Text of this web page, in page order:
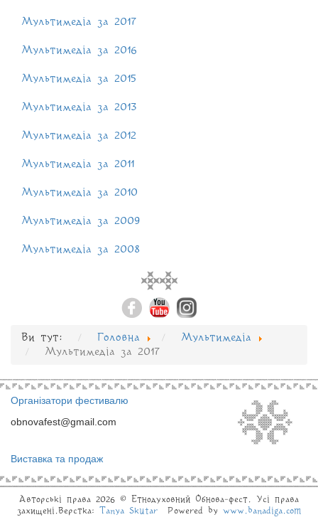
Мультимедіа за 2017
Мультимедіа за 2016
Мультимедіа за 2015
Мультимедіа за 2013
Мультимедіа за 2012
Мультимедіа за 2011
Мультимедіа за 2010
Мультимедіа за 2009
Мультимедіа за 2008
Ви тут: Головна
Мультимедіа
Мультимедіа за 2017
Організатори фестивалю
obnovafest@gmail.com
Виставка та продаж
Авторські права 2026 © Eтнодуховний Обнова-фест. Усі права
захищені.Верстка:
Tanya SkutarPowered by www.banadiga.com